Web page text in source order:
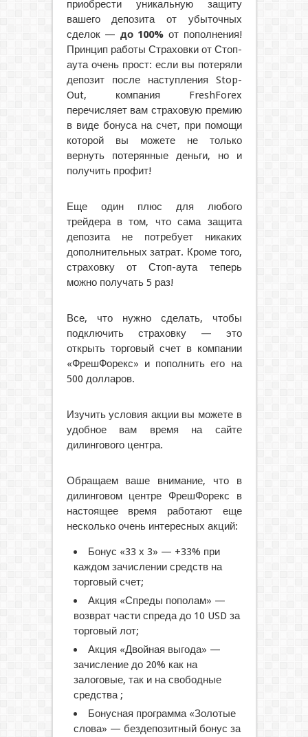
приобрести уникальную защиту
вашего депозита от убыточных
сделок — до 100% от пополнения!
Принцип работы Страховки от Стоп-
аута очень прост: если вы потеряли
депозит после наступления Stop-
Out, компания FreshForex
перечисляет вам страховую премию
в виде бонуса на счет, при помощи
которой вы можете не только
вернуть потерянные деньги, но и
получить профит!
Еще один плюс для любого
трейдера в том, что сама защита
депозита не потребует никаких
дополнительных затрат. Кроме того,
страховку от Стоп-аута теперь
можно получать 5 раз!
Все, что нужно сделать, чтобы
подключить страховку — это
открыть торговый счет в компании
«ФрешФорекс» и пополнить его на
500 долларов.
Изучить условия акции вы можете в
удобное вам время на сайте
дилингового центра.
Обращаем ваше внимание, что в
дилинговом центре ФрешФорекс в
настоящее время работают еще
несколько очень интересных акций:
Бонус «33 х 3» — +33% при
каждом зачислении средств на
торговый счет;
Акция «Спреды пополам» —
возврат части спреда до 10 USD за
торговый лот;
Акция «Двойная выгода» —
зачисление до 20% как на
залоговые, так и на свободные
средства ;
Бонусная программа «Золотые
слова» — бездепозитный бонус за